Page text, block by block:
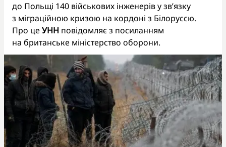
до Польщі 140 військових інженерів у зв’язку
з міграційною кризою на кордоні з Білоруссю.
Про це УНН повідомляє з посиланням
на британське міністерство оборони.